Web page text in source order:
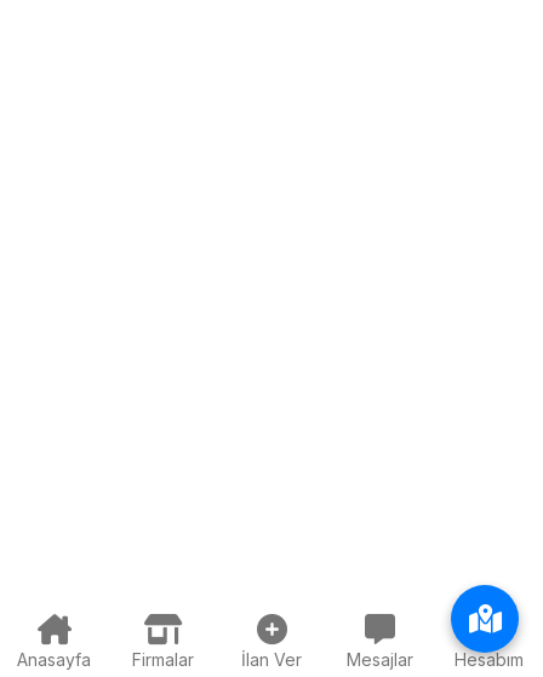
Anasayfa Firmalar İlan Ver Mesajlar Hesabım